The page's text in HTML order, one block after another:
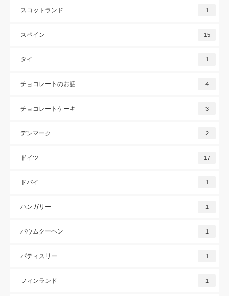
スコットランド 1
スペイン 15
タイ 1
チョコレートのお話 4
チョコレートケーキ 3
デンマーク 2
ドイツ 17
ドバイ 1
ハンガリー 1
バウムクーヘン 1
パティスリー 1
フィンランド 1